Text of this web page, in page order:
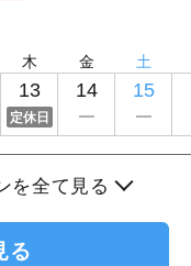
木
13
定休日
金
14
土
15
を全て見る
る